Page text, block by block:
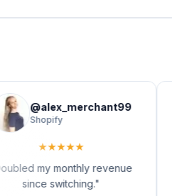
@alex_merchant99
Shopify
★★★
my monthly revenue
since switching."